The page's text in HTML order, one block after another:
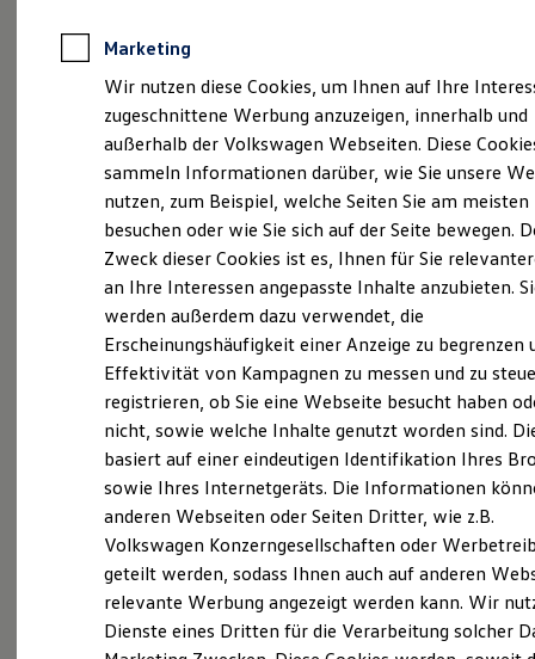
Anpfiff zum Gewinn
Elektroautos
ID. Tutorials
Elektrofahrzeugkonzepte
Reichweite
Reichweite der ID. Modelle
Reichweite im Winter
Laden
Laden unterwegs
Laden Zuhause
Ladezeitensimulator
Batterie
Sicherheit
Garantie und Lebensdauer
Nachhaltigkeit
Technologie
Kosten und Kauf
Verbrauchskosten
Kaufoptionen
E-Auto-Förderung
Software und Konnektivität
Die ID. Software 6
ID. Software Versionen und Updates
Digitale Extras
Schnittstellen zu Ihrem ID.
Impressum & Rechtliches)
Probefahrt vereinbaren
Fahrzeugangebot anfordern
Servicetermin buchen
Serviceanfrage stellen
Marketing
Wir nutzen diese Cookies, um Ihnen auf Ihre
zugeschnittene Werbung anzuzeigen, innerhalb und
außerhalb der Volkswagen Webseiten. Diese
sammeln Informationen darüber, wie Sie unsere
nutzen, zum Beispiel, welche Seiten Sie am meisten
besuchen oder wie Sie sich auf der Seite bewegen.
Zweck dieser Cookies ist es, Ihnen für Sie
an Ihre Interessen angepasste Inhalte anzubieten.
werden außerdem dazu verwendet, die
Erscheinungshäufigkeit einer Anzeige zu begrenzen
Effektivität von Kampagnen zu messen und zu
registrieren, ob Sie eine Webseite besucht haben
nicht, sowie welche Inhalte genutzt worden sind.
basiert auf einer eindeutigen Identifikation Ihres
sowie Ihres Internetgeräts. Die Informationen
anderen Webseiten oder Seiten Dritter, wie z.B.
Volkswagen Konzerngesellschaften oder
geteilt werden, sodass Ihnen auch auf anderen
relevante Werbung angezeigt werden kann. Wir
Dienste eines Dritten für die Verarbeitung solcher